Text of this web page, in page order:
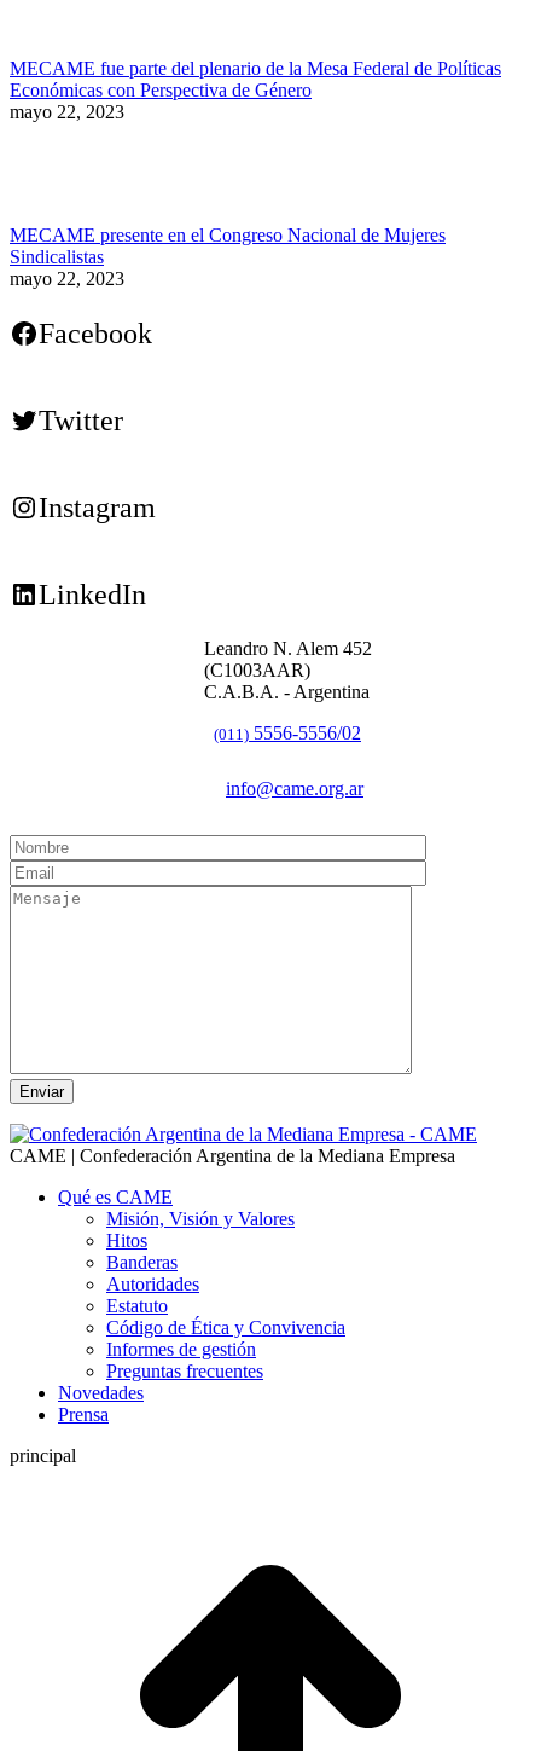
MECAME fue parte del plenario de la Mesa Federal de Políticas
Económicas con Perspectiva de Género
mayo 22, 2023
MECAME presente en el Congreso Nacional de Mujeres
Sindicalistas
mayo 22, 2023
Facebook
Twitter
Instagram
LinkedIn
Leandro N. Alem 452
(C1003AAR)
C.A.B.A. - Argentina
(011) 5556-5556/02
info@came.org.ar
CAME | Confederación Argentina de la Mediana Empresa
Qué es CAME
Misión, Visión y Valores
Hitos
Banderas
Autoridades
Estatuto
Código de Ética y Convivencia
Informes de gestión
Preguntas frecuentes
Novedades
Prensa
principal